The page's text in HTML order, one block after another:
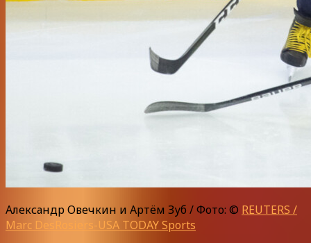
Александр Овечкин и Артём Зуб / Фото: © REUTERS /
Marc DesRosiers-USA TODAY Sports